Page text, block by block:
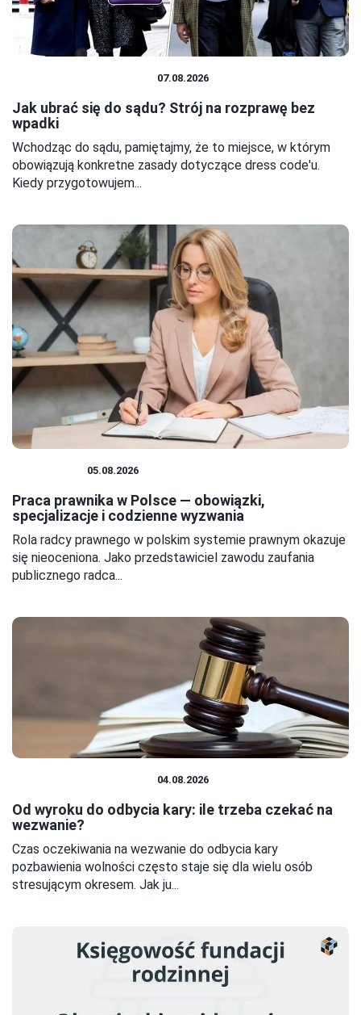
07.08.2026
Jak ubrać się do sądu? Strój na rozprawę bez
wpadki
Wchodząc do sądu, pamiętajmy, że to miejsce, w którym
obowiązują konkretne zasady dotyczące dress code'u.
Kiedy przygotowujem...
05.08.2026
Praca prawnika w Polsce — obowiązki,
specjalizacje i codzienne wyzwania
Rola radcy prawnego w polskim systemie prawnym okazuje
się nieoceniona. Jako przedstawiciel zawodu zaufania
publicznego radca...
04.08.2026
Od wyroku do odbycia kary: ile trzeba czekać na
wezwanie?
Czas oczekiwania na wezwanie do odbycia kary
pozbawienia wolności często staje się dla wielu osób
stresującym okresem. Jak ju...